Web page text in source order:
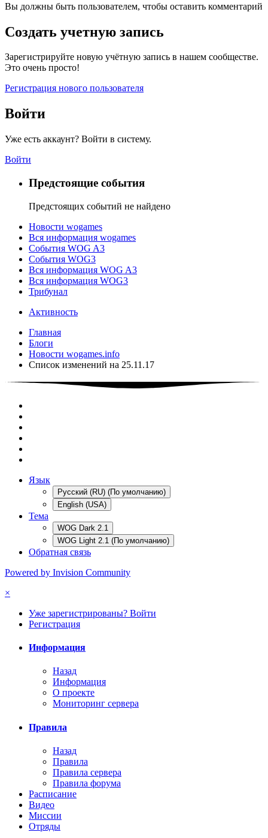
Вы должны быть пользователем, чтобы оставить комментарий
Создать учетную запись
Зарегистрируйте новую учётную запись в нашем сообществе.
Это очень просто!
Регистрация нового пользователя
Войти
Уже есть аккаунт? Войти в систему.
Войти
Предстоящие события
Предстоящих событий не найдено
Новости wogames
Вся информация wogames
События WOG A3
События WOG3
Вся информация WOG A3
Вся информация WOG3
Трибунал
Активность
Главная
Блоги
Новости wogames.info
Список изменений на 25.11.17
Язык
Русский (RU) (По умолчанию)
English (USA)
Тема
WOG Dark 2.1
WOG Light 2.1 (По умолчанию)
Обратная связь
Powered by Invision Community
×
Уже зарегистрированы? Войти
Регистрация
Информация
Назад
Информация
О проекте
Мониторинг сервера
Правила
Назад
Правила
Правила сервера
Правила форума
Расписание
Видео
Миссии
Отряды